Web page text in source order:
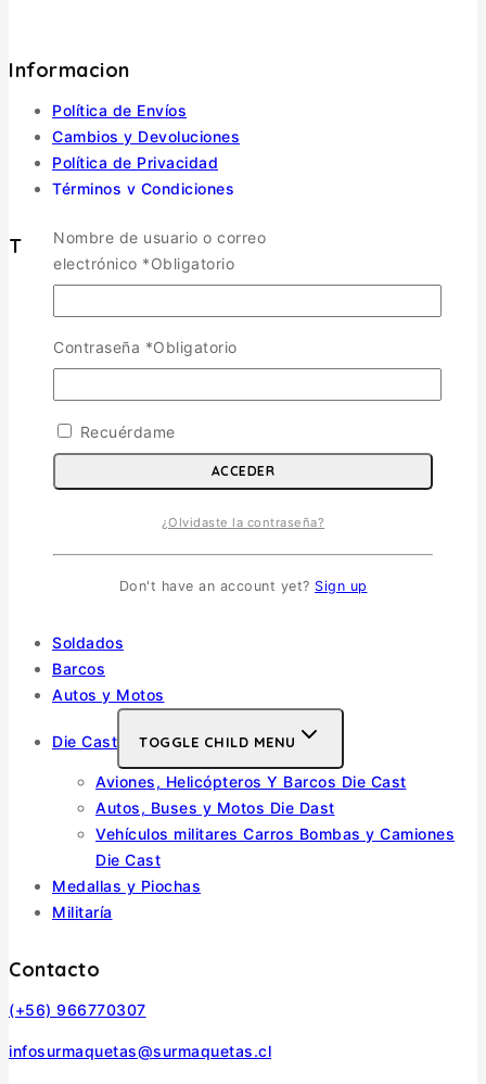
Informacion
Política de Envíos
Cambios y Devoluciones
Política de Privacidad
Términos y Condiciones
Tienda
Escala 1/72
Escala 1/48
Escala 1/144
Escala 1/32
Otras
Vehiculos Militares TOGGLE CHILD MENU
Escala 1/72
Soldados
Barcos
Autos y Motos
Die Cast TOGGLE CHILD MENU
Aviones, Helicópteros Y Barcos Die Cast
Autos, Buses y Motos Die Dast
Vehículos militares Carros Bombas y Camiones
Die Cast
Medallas y Piochas
Militaría
Contacto
(+56) 966770307
infosurmaquetas@surmaquetas.cl
Nombre de usuario o correo
electrónico *Obligatorio
Contraseña *Obligatorio
Recuérdame
ACCEDER
¿Olvidaste la contraseña?
Don't have an account yet? Sign up